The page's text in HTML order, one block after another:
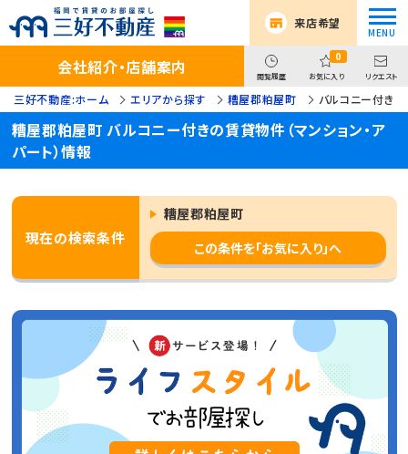
来店希望
会社紹介・店舗案内 閲覧履歴
0
お気に入り リクエスト
三好不動産:ホーム エリアから探す 糟屋郡粕屋町 バルコニー付き
糟屋郡粕屋町 バルコニー付きの賃貸物件（マンション・ア
パート）情報
現在の検索条件
糟屋郡粕屋町
この条件を「お気に入り」へ